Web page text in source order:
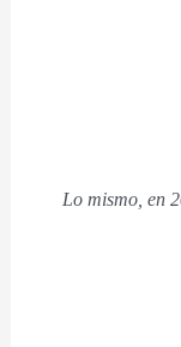
Lo mismo, en